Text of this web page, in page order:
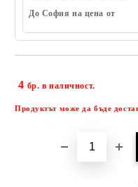
До София на цена от
4 бр. в наличност.
Продуктът може да бъде